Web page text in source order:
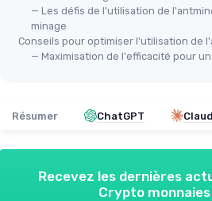
— Les défis de l'utilisation de
minage
Conseils pour optimiser l'utilisation de
— Maximisation de l'efficacité pour
Résumer ChatGPT
Recevez les dernières
Crypto monnaies